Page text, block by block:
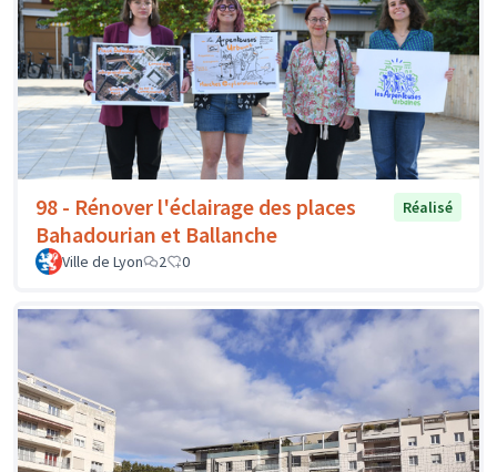
98 - Rénover l'éclairage des places
Bahadourian et Ballanche
Réalisé
Ville de Lyon 2 0